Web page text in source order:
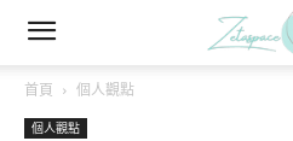
首頁 個人觀點
個人觀點